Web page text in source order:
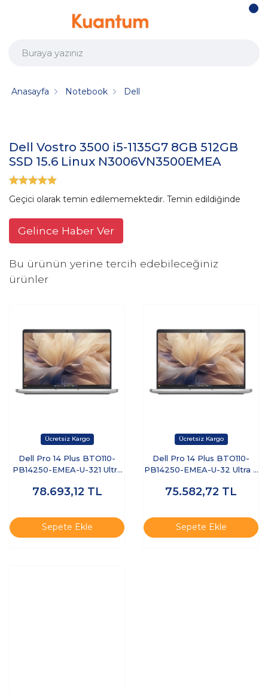
Anasayfa Notebook Dell
Dell Vostro 3500 i5-1135G7 8GB 512GB
SSD 15.6 Linux N3006VN3500EMEA
Geçici olarak temin edilememektedir. Temin edildiğinde
Gelince Haber Ver
Bu ürünün yerine tercih edebileceğiniz
ürünler
Dell Pro 14 Plus BTO110-
PB14250-EMEA-U-321 Ultra
Free Dos Dizüstü Bilgisayar
78.693,12 TL
Sepete Ekle
Dell Pro 14 Plus BTO110-
PB14250-EMEA-U-32 Ultra 7
Ubuntu Dizüstü Bilgisayar
75.582,72 TL
Sepete Ekle